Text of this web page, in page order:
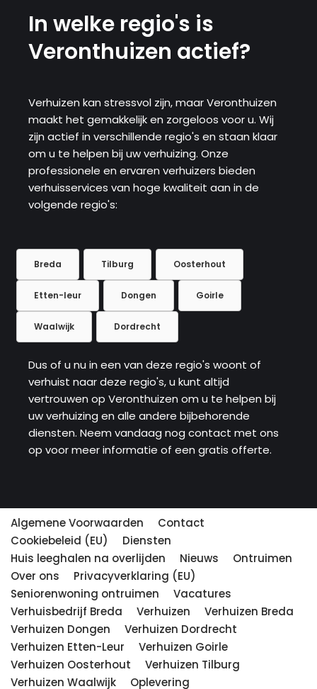
In welke regio's is
Veronthuizen actief?
Verhuizen kan stressvol zijn, maar Veronthuizen
maakt het gemakkelijk en zorgeloos voor u. Wij
zijn actief in verschillende regio's en staan ​​klaar
om u te helpen bij uw verhuizing. Onze
professionele en ervaren verhuizers bieden
verhuisservices van hoge kwaliteit aan in de
volgende regio's:
Breda Tilburg Oosterhout
Etten-leur Dongen Goirle
Waalwijk Dordrecht
Dus of u nu in een van deze regio's woont of
verhuist naar deze regio's, u kunt altijd
vertrouwen op Veronthuizen om u te helpen bij
uw verhuizing en alle andere bijbehorende
diensten. Neem vandaag nog contact met ons
op voor meer informatie of een gratis offerte.
Algemene Voorwaarden
Contact
Cookiebeleid (EU)
Diensten
Huis leeghalen na overlijden
Nieuws
Ontruimen
Over ons
Privacyverklaring (EU)
Seniorenwoning ontruimen
Vacatures
Verhuisbedrijf Breda
Verhuizen
Verhuizen Breda
Verhuizen Dongen
Verhuizen Dordrecht
Verhuizen Etten-Leur
Verhuizen Goirle
Verhuizen Oosterhout
Verhuizen Tilburg
Verhuizen Waalwijk
Oplevering